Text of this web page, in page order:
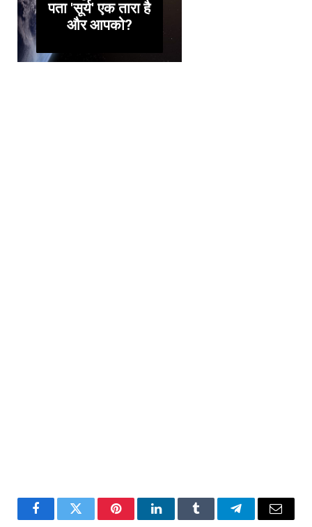
FacebookTwitter PinterestLinkedInTumblr TelegramEmail